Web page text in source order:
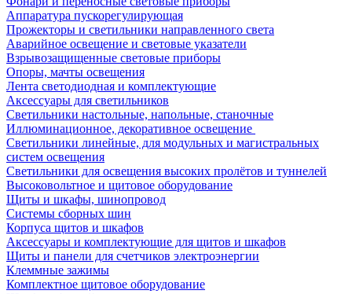
Аппаратура пускорегулирующая
Прожекторы и светильники направленного света
Аварийное освещение и световые указатели
Взрывозащищенные световые приборы
Опоры, мачты освещения
Лента светодиодная и комплектующие
Аксессуары для светильников
Светильники настольные, напольные, станочные
Иллюминационное, декоративное освещение
Светильники линейные, для модульных и магистральных
систем освещения
Светильники для освещения высоких пролётов и туннелей
Высоковольтное и щитовое оборудование
Щиты и шкафы, шинопровод
Системы сборных шин
Корпуса щитов и шкафов
Аксессуары и комплектующие для щитов и шкафов
Щиты и панели для счетчиков электроэнергии
Клеммные зажимы
Комплектное щитовое оборудование